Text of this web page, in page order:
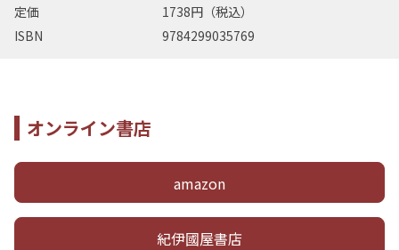
定価
1738円（税込）
ISBN
9784299035769
オンライン書店
amazon
紀伊國屋書店